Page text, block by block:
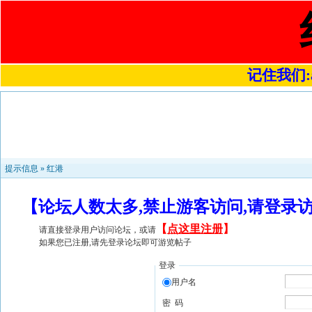
记住我们
提示信息 » 红港
【论坛人数太多,禁止游客访问,请登
请直接登录用户访问论坛，或请 【 点这里注册】
如果您已注册,请先登录论坛即可游览帖子
登录
用户名
密 码